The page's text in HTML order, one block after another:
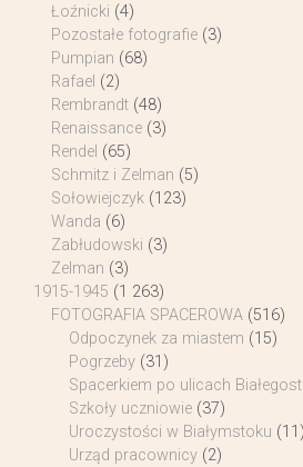
Łoźnicki (4)
Pozostałe fotografie (3)
Pumpian (68)
Rafael (2)
Rembrandt (48)
Renaissance (3)
Rendel (65)
Schmitz i Zelman (5)
Sołowiejczyk (123)
Wanda (6)
Zabłudowski (3)
Zelman (3)
1915-1945 (1 263)
FOTOGRAFIA SPACEROWA (516)
Odpoczynek za miastem (15)
Pogrzeby (31)
Spacerkiem po ulicach
Szkoły uczniowie (37)
Uroczystości w Białymstoku (11)
Urząd pracownicy (2)